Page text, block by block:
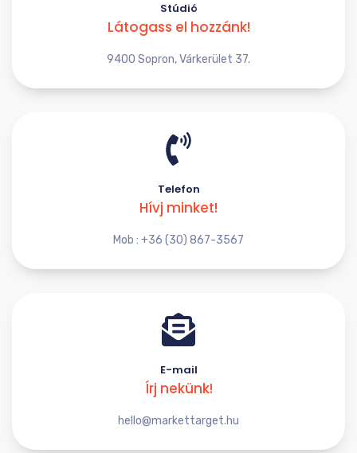
Stúdió
Látogass el hozzánk!
9400 Sopron, Várkerület 37.
Telefon
Hívj minket!
Mob : +36 (30) 867-3567
E-mail
Írj nekünk!
hello@markettarget.hu